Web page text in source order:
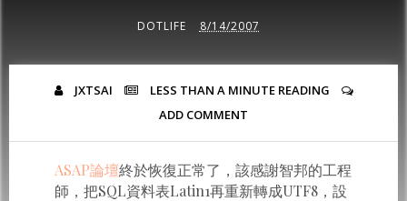
DOTLIFE 8/14/2007
JXTSAI LESS THAN A MINUTEREADING
ADD COMMENT
ASAP論壇終於恢復正常了，該感謝智邦的工程
師，把SQL資料表Latin1再重新轉成UTF8，設